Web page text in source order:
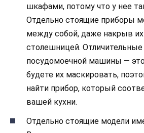
шкафами, потому что у нее
Отдельно стоящие приборы
между собой, даже накрыв
столешницей.
посудомоечной машины —
будете их маскировать,
найти прибор, который
вашей кухни.
Отдельно стоящие модели